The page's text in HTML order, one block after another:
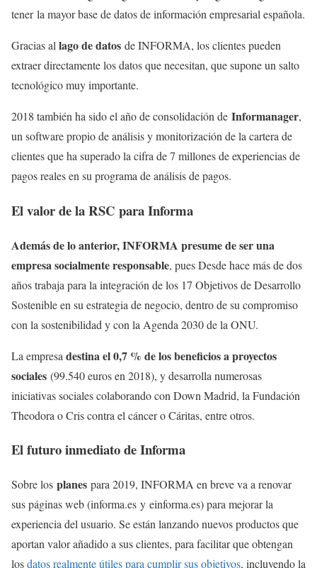
tener la mayor base de datos de información empresarial española.
Gracias allago de datos de INFORMA, los clientes pueden
extraer directamente los datos que necesitan, que supone un salto
tecnológico muy importante.
2018 también ha sido el año de consolidación de Informanager,
un software propio de análisis y monitorización de la cartera de
clientes que ha superado la cifra de 7 millones de experiencias de
pagos reales en su programa de análisis de pagos.
El valor de la RSC para Informa
Además de lo anterior, INFORMA presume de ser una
empresa socialmente responsable, pues Desde hace más de dos
años trabaja para la integración de los 17 Objetivos de Desarrollo
Sostenible en su estrategia de negocio, dentro de su compromiso
con la sostenibilidad y con la Agenda 2030 de la ONU.
La empresa destina el 0,7 % de los beneficios a proyectos
sociales (99.540 euros en 2018), y desarrolla numerosas
iniciativas sociales colaborando con Down Madrid, la Fundación
Theodora o Cris contra el cáncer o Cáritas, entre otros.
El futuro inmediato de Informa
Sobre los planes para 2019, INFORMA en breve va a renovar
sus páginas web (informa.es y einforma.es) para mejorar la
experiencia del usuario. Se están lanzando nuevos productos que
aportan valor añadido a sus clientes, para facilitar que obtengan
losdatos realmente útiles para cumplir sus objetivos, incluyendo la